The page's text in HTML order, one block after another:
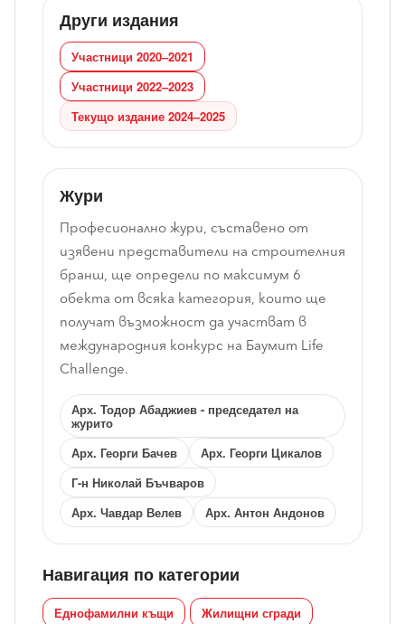
Други издания
Участници 2020–2021
Участници 2022–2023
Текущо издание 2024–2025
Жури
Професионално жури, съставено от
изявени представители на строителния
бранш, ще определи по максимум 6
обекта от всяка категория, които ще
получат възможност да участват в
международния конкурс на Баумит Life
Challengе.
Арх. Тодор Абаджиев - председател на
журито
Арх. Георги Бачев
Арх. Георги Цикалов
Г-н Николай Бъчваров
Арх. Чавдар Велев
Арх. Антон Андонов
Навигация по категории
Еднофамилни къщи
Жилищни сгради